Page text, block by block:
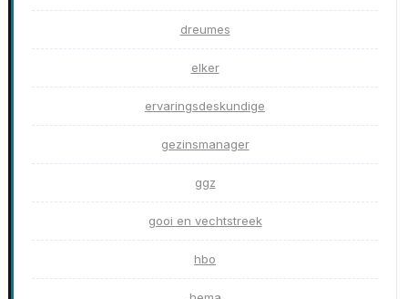
dreumes
elker
ervaringsdeskundige
gezinsmanager
ggz
gooi en vechtstreek
hbo